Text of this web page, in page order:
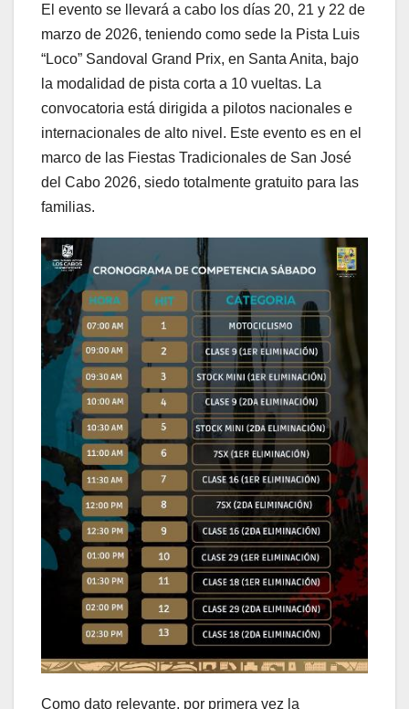
El evento se llevará a cabo los días 20, 21 y 22 de
marzo de 2026, teniendo como sede la Pista Luis
“Loco” Sandoval Grand Prix, en Santa Anita, bajo
la modalidad de pista corta a 10 vueltas. La
convocatoria está dirigida a pilotos nacionales e
internacionales de alto nivel. Este evento es en el
marco de las Fiestas Tradicionales de San José
del Cabo 2026, siedo totalmente gratuito para las
familias.
Como dato relevante, por primera vez la